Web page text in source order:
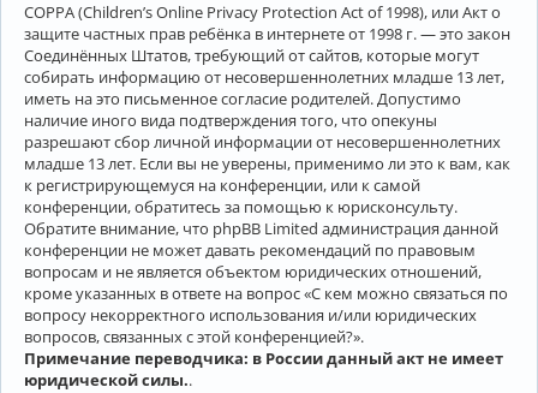
COPPA (Children’s Online Privacy Protection Act of 1998), или Акт о
защите частных прав ребёнка в интернете от 1998 г. — это закон
Соединённых Штатов, требующий от сайтов, которые могут
собирать информацию от несовершеннолетних младше 13 лет,
иметь на это письменное согласие родителей. Допустимо
наличие иного вида подтверждения того, что опекуны
разрешают сбор личной информации от несовершеннолетних
младше 13 лет. Если вы не уверены, применимо ли это к вам, как
к регистрирующемуся на конференции, или к самой
конференции, обратитесь за помощью к юрисконсульту.
Обратите внимание, что phpBB Limited администрация данной
конференции не может давать рекомендаций по правовым
вопросам и не является объектом юридических отношений,
кроме указанных в ответе на вопрос «С кем можно связаться по
вопросу некорректного использования и/или юридических
вопросов, связанных с этой конференцией?».
Примечание переводчика: в России данный акт не имеет
юридической силы..